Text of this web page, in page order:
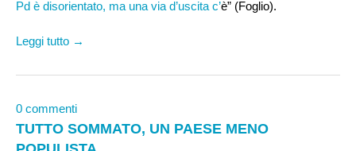
Pd è disorientato, ma una via d’uscita c’è” (Foglio).
Leggi tutto →
0 commenti
TUTTO SOMMATO, UN PAESE MENO